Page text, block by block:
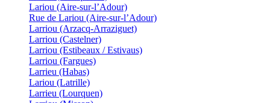
Lariou (Aire-sur-l’Adour)
Rue de Lariou (Aire-sur-l’Adour)
Larriou (Arzacq-Arraziguet)
Larriou (Castelner)
Larriou (Estibeaux / Estivaus)
Larriou (Fargues)
Larrieu (Habas)
Lariou (Latrille)
Larrieu (Lourquen)